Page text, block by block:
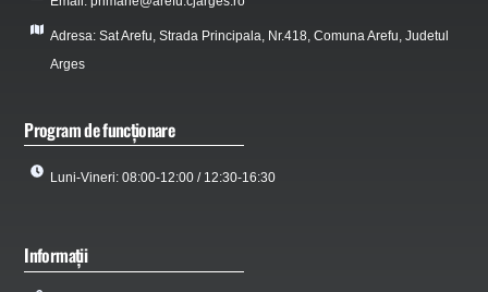
Adresa: Sat Arefu, Strada Principala, Nr.418, Comuna Arefu, Judetul
Arges
Program de funcționare
Luni-Vineri: 08:00-12:00 / 12:30-16:30
Informații